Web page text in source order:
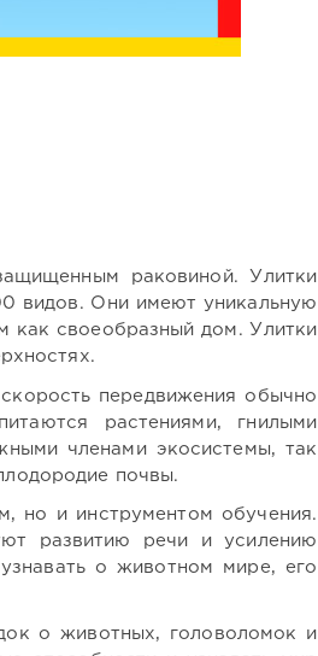
раковиной. Улитки
видов. Они имеют уникальную
как своеобразный дом. Улитки
передвижения обычно
растениями, гнилыми
членами экосистемы, так
почвы.
но и инструментом обучения.
развитию речи и усилению
о животном мире, его
о животных, головоломок и